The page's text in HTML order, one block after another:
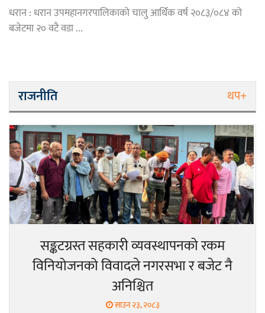
धरान : धरान उपमहानगरपालिकाको चालु आर्थिक वर्ष २०८३/०८४ को
बजेटमा २० वटै वडा ...
राजनीति थप+
सङ्कटग्रस्त सहकारी व्यवस्थापनको रकम
विनियोजनको विवादले नगरसभा र बजेट नै
अनिश्चित
साउन २३, २०८३